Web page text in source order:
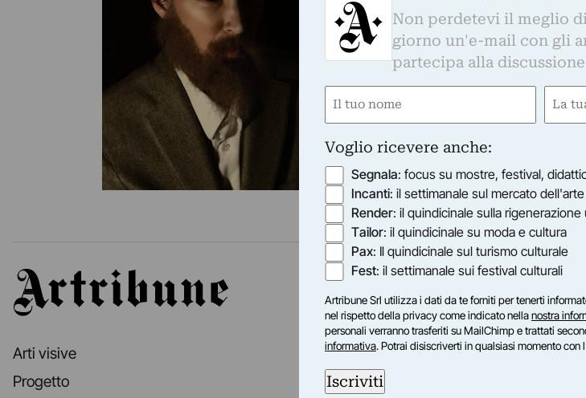
Artribune
Arti visive
Progetto
Non perdetevi il meglio
giorno un'e-mail con gli
partecipa alla
Nome
Email
Voglio ricevere anche:
Segnala: focus su mostre, festival,
Incanti: il settimanale sul mercato dell'arte
Render: il quindicinale sulla rigenerazione
Tailor: il quindicinale su moda e cultura
Pax: Il quindicinale sul turismo culturale
Fest: il settimanale sui festival culturali
Artribune Srl utilizza i dati da te forniti per tenerti
nel rispetto della privacy come indicato nellanostra
personali verranno trasferiti su MailChimp e trattati
informativa. Potrai disiscriverti in qualsiasi momento
Iscriviti